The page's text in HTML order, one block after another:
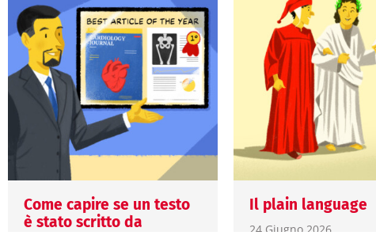
Come capire se un testo
è stato scritto da
Il plain language
24 Giugno 2026